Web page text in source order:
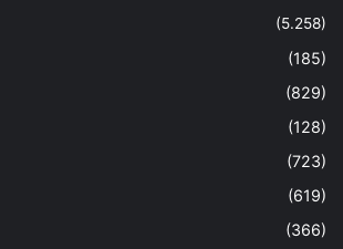
(5.258)
(185)
(829)
(128)
(723)
(619)
(366)